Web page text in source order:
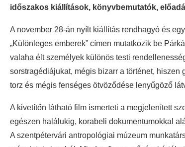
időszakos kiállítások, könyvbemutatók,
A november 28-án nyílt kiállítás rendhagyó és
„Különleges emberek” címen mutatkozik be
valaha élt személyek különös testi
sorstragédiájukat, mégis bizarr a történet,
torz és mégis fenséges ötvöződése lenyűgöző
A kivetítőn látható film ismerteti a megjelenített
egészen halálukig, korabeli dokumentumokkal
A szentpétervári antropológiai múzeum